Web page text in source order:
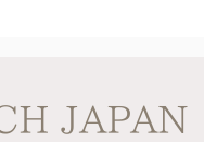
JAPAN